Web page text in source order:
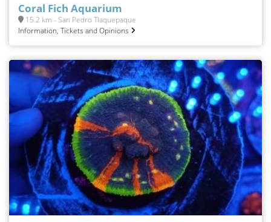
Coral Fich Aquarium
15.2 km - San Pedro Tlaquepaque
Information, Tickets and Opinions